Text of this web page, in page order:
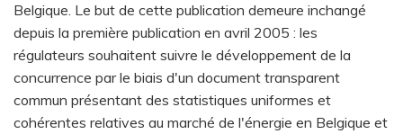
Belgique. Le but de cette publication demeure inchangé
depuis la première publication en avril 2005 : les
régulateurs souhaitent suivre le développement de la
concurrence par le biais d'un document transparent
commun présentant des statistiques uniformes et
cohérentes relatives au marché de l'énergie en Belgique et